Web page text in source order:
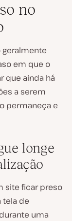
no
geralmente
em que o
que ainda há
a serem
permaneça e
longe
site ficar preso
tela de
uma